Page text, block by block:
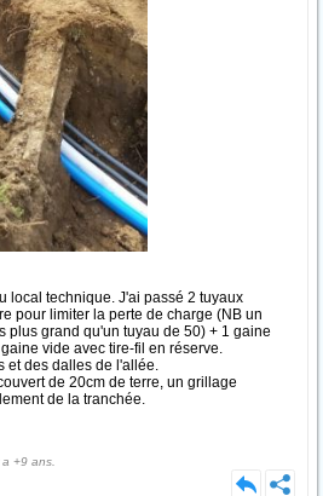
local technique. J'ai passé 2 tuyaux
pour limiter la perte de charge (NB un
plus grand qu'un tuyau de 50) + 1 gaine
vide avec tire-fil en réserve.
et des dalles de l'allée.
de 20cm de terre, un grillage
de la tranchée.
+9 ans.